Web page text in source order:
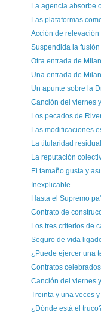
La agencia absorbe
Las plataformas
Acción de
Suspendida la
Otra entrada de
Una entrada de
Un apunte sobre la
Canción del viernes
Los pecados de
Las modificaciones
La titularidad
La reputación
El tamaño gusta y
Inexplicable
Hasta el Supremo
Contrato de
Los tres criterios de
Seguro de vida
¿Puede ejercer una
Contratos
Canción del viernes
Treinta y una veces
¿Dónde está el